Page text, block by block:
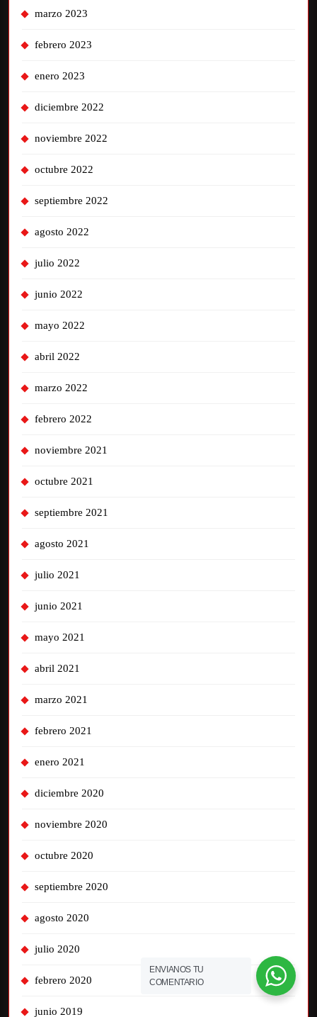
marzo 2023
febrero 2023
enero 2023
diciembre 2022
noviembre 2022
octubre 2022
septiembre 2022
agosto 2022
julio 2022
junio 2022
mayo 2022
abril 2022
marzo 2022
febrero 2022
noviembre 2021
octubre 2021
septiembre 2021
agosto 2021
julio 2021
junio 2021
mayo 2021
abril 2021
marzo 2021
febrero 2021
enero 2021
diciembre 2020
noviembre 2020
octubre 2020
septiembre 2020
agosto 2020
julio 2020
febrero 2020
junio 2019
ENVIANOS TU
COMENTARIO